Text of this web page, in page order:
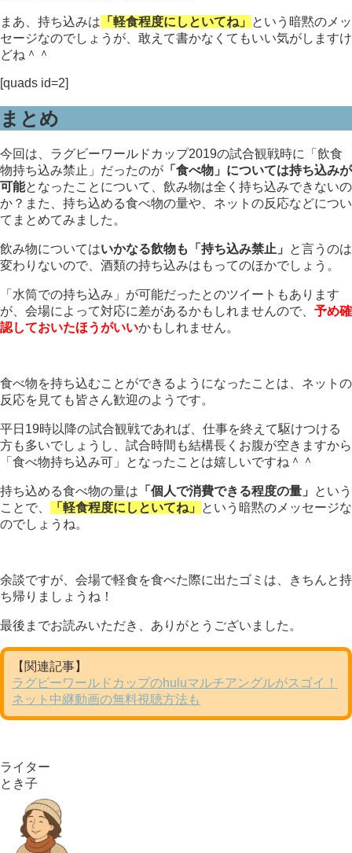
まあ、持ち込みは 「軽食程度にしといてね」
という暗黙のメッ
セージなのでしょうが、敢えて書かなくてもいい気がしますけ
どね＾＾
[quads id=2]
まとめ
今回は、ラグビーワールドカップ2019の試合観戦時に「飲食
物持ち込み禁止」だったのが 「食べ物」については持ち込みが
可能となったことについて、飲み物は全く持ち込みできないの
か？また、持ち込める食べ物の量や、ネットの反応などについ
てまとめてみました。
飲み物についてはいかなる飲物も「持ち込み禁止」
と言うのは
変わりないので、酒類の持ち込みはもってのほかでしょう。
「水筒での持ち込み」が可能だったとのツイートもあります
が、会場によって対応に差があるかもしれませんので、 予め確
認しておいたほうがいいかもしれません。
食べ物を持ち込むことができるようになったことは、ネットの
反応を見ても皆さん歓迎のようです。
平日19時以降の試合観戦であれば、仕事を終えて駆けつける
方も多いでしょうし、試合時間も結構長くお腹が空きますから
「食べ物持ち込み可」となったことは嬉しいですね＾＾
持ち込める食べ物の量は 「個人で消費できる程度の量」
という
ことで、
「軽食程度にしといてね」
という暗黙のメッセージな
のでしょうね。
余談ですが、会場で軽食を食べた際に出たゴミは、きちんと持
ち帰りましょうね！
最後までお読みいただき、ありがとうございました。
【関連記事】
ラグビーワールドカップのhuluマルチアングルがスゴイ！
ネット中継動画の無料視聴方法も
ライター
とき子